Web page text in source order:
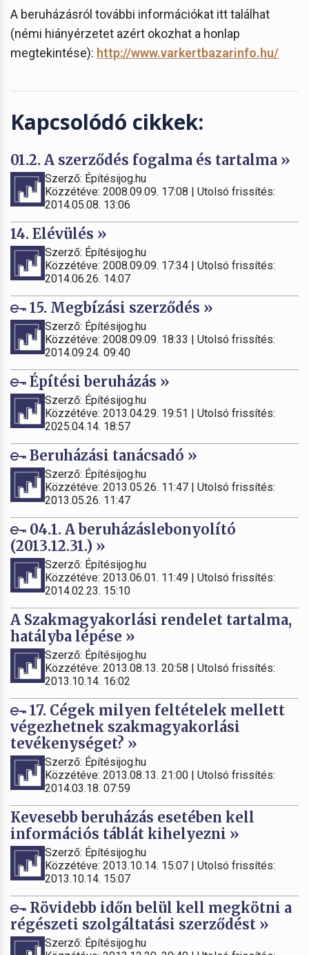
A beruházásról további információkat itt találhat
(némi hiányérzetet azért okozhat a honlap
megtekintése): http://www.varkertbazarinfo.hu/
Kapcsolódó cikkek:
01.2. A szerződés fogalma és tartalma »
Szerző: Építésijog.hu
Közzétéve: 2008.09.09. 17:08 | Utolsó frissítés:
2014.05.08. 13:06
14. Elévülés »
Szerző: Építésijog.hu
Közzétéve: 2008.09.09. 17:34 | Utolsó frissítés:
2014.06.26. 14:07
15. Megbízási szerződés »
Szerző: Építésijog.hu
Közzétéve: 2008.09.09. 18:33 | Utolsó frissítés:
2014.09.24. 09:40
Építési beruházás »
Szerző: Építésijog.hu
Közzétéve: 2013.04.29. 19:51 | Utolsó frissítés:
2025.04.14. 18:57
Beruházási tanácsadó »
Szerző: Építésijog.hu
Közzétéve: 2013.05.26. 11:47 | Utolsó frissítés:
2013.05.26. 11:47
04.1. A beruházáslebonyolító
(2013.12.31.) »
Szerző: Építésijog.hu
Közzétéve: 2013.06.01. 11:49 | Utolsó frissítés:
2014.02.23. 15:10
A Szakmagyakorlási rendelet tartalma,
hatályba lépése »
Szerző: Építésijog.hu
Közzétéve: 2013.08.13. 20:58 | Utolsó frissítés:
2013.10.14. 16:02
17. Cégek milyen feltételek mellett
végezhetnek szakmagyakorlási
tevékenységet? »
Szerző: Építésijog.hu
Közzétéve: 2013.08.13. 21:00 | Utolsó frissítés:
2014.03.18. 07:59
Kevesebb beruházás esetében kell
információs táblát kihelyezni »
Szerző: Építésijog.hu
Közzétéve: 2013.10.14. 15:07 | Utolsó frissítés:
2013.10.14. 15:07
Rövidebb időn belül kell megkötni a
régészeti szolgáltatási szerződést »
Szerző: Építésijog.hu